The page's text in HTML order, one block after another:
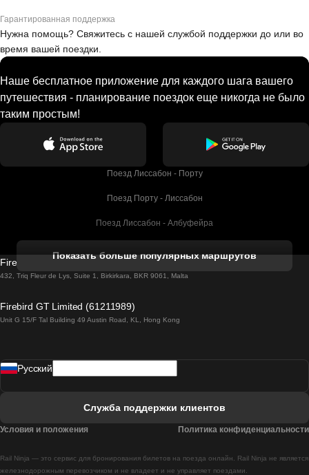
Гарантированная поддержка
Нужна помощь? Свяжитесь с нашей службой поддержки до или во
время вашей поездки.
Наше бесплатное приложение для каждого шага вашего
путешествия - планирование поездок еще никогда не было
таким простым!
Поезд Лиссабон - Порту
Поезд Порту - Лиссабон
Поезд Лиссабон - Албуфейра
Поезд Лиссабон - Лагос
Поезд Лиссабон - Мадрид
Поезд Лиссабон - Брага
Показать больше популярных маршрутов
Firebird GT Limited (OC 1451)
432, Triq Fleur de Lys, Suite 1, Birkirkara, BKR 9061, Malta
Firebird GT Limited (61211989)
Unit G 15/F Tal Building 49 Austin Road, KL, Hong Kong
Rail Ninja — это сервис для бронирования билетов на поезда онлайн. Rail Ninja не является
железнодорожным перевозчиком и не владеет и не управляет поездами.
Pусский
Служба поддержки клиентов
Условия и положения Политика конфиденциальности